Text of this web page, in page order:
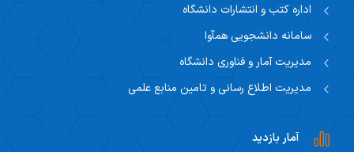
اداره کتب و انتشارات دانشگاه
سامانه دانشجویی همآوا
مدیریت آمار و فناوری دانشگاه
مدیریت اطلاع رسانی و تامین منابع علمی
آمار بازدید